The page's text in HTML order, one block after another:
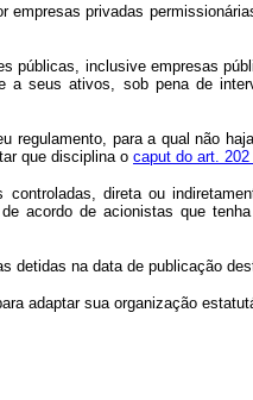
privadas
públicas, inclusive empresas
seus ativos, sob pena de
regulamento, para a qual não
que disciplina o caput do art. 202
direta ou
acordo de acionistas que
na data de publicação
adaptar sua organização